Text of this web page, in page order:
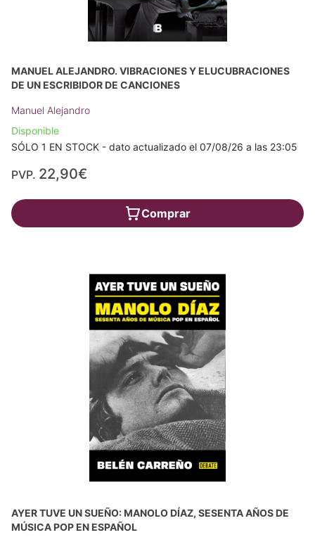
MANUEL ALEJANDRO. VIBRACIONES Y ELUCUBRACIONES
DE UN ESCRIBIDOR DE CANCIONES
Manuel Alejandro
Disponible
SÓLO 1 EN STOCK - dato actualizado el 07/08/26 a las 23:05
PVP. 22,90€
Comprar
AYER TUVE UN SUEÑO: MANOLO DÍAZ, SESENTA AÑOS DE
MÚSICA POP EN ESPAÑOL